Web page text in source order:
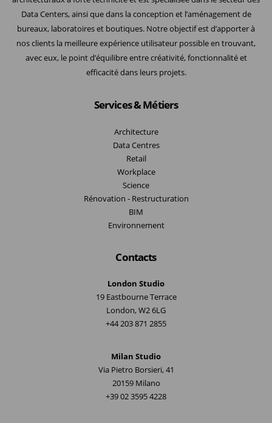
Data Centers, ainsi que dans la conception et l’aménagement de
bureaux, laboratoires et boutiques. Notre objectif est d’apporter à
nos clients la meilleure expérience utilisateur possible en trouvant,
avec eux, le point d’équilibre entre créativité, fonctionnalité et
efficacité dans leurs projets.
Services & Métiers
Architecture
Data Centres
Retail
Workplace
Science
Rénovation - Restructuration
BIM
Environnement
Contacts
London Studio
19 Eastbourne Terrace
London, W2 6LG
+44 203 871 2855
Milan Studio
Via Pietro Borsieri, 41
20159 Milano
+39 02 3595 4228